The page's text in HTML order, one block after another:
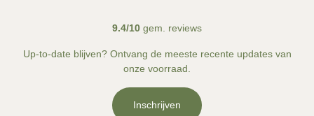
9.4/10 gem. reviews
Up-to-date blijven? Ontvang de meeste recente updates van
onze voorraad.
Inschrijven